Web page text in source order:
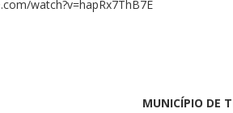
watch?v=hapRx7ThB7E
MUNICÍPIO DE